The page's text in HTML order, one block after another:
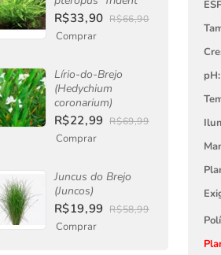
R$33,90 R$66,90
Comprar
Lírio-do-Brejo
(Hedychium
coronarium)
R$22,99 R$69,99
Comprar
Juncus do Brejo
(Juncos)
R$19,99 R$58,99
Comprar
pH: